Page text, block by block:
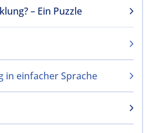
– Ein Puzzle
in einfacher Sprache